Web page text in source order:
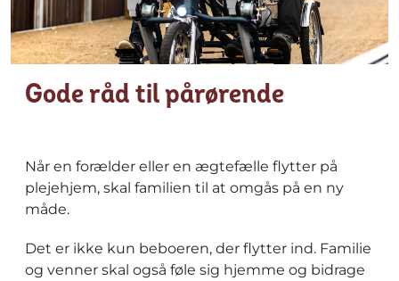
Gode råd til pårørende
Når en forælder eller en ægtefælle flytter på
plejehjem, skal familien til at omgås på en ny
måde.
Det er ikke kun beboeren, der flytter ind. Familie
og venner skal også føle sig hjemme og bidrage